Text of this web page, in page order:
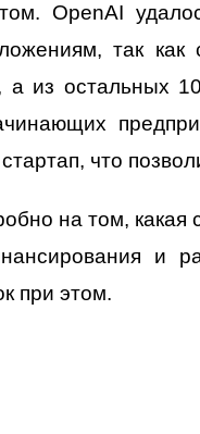
OpenAI
так как
а из остальных
что
на том,
и
при этом.